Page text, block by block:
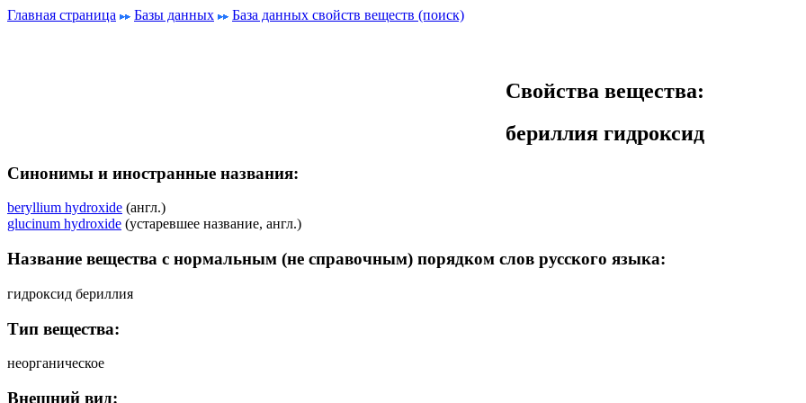
Главная страница Базы данных База данных свойств веществ (поиск)
Свойства вещества:
бериллия гидроксид
Синонимы и иностранные названия:
beryllium hydroxide (англ.)
glucinum hydroxide (устаревшее название, англ.)
Название вещества с нормальным (не справочным) порядком слов русского языка:
гидроксид бериллия
Тип вещества:
неорганическое
Внешний вид: